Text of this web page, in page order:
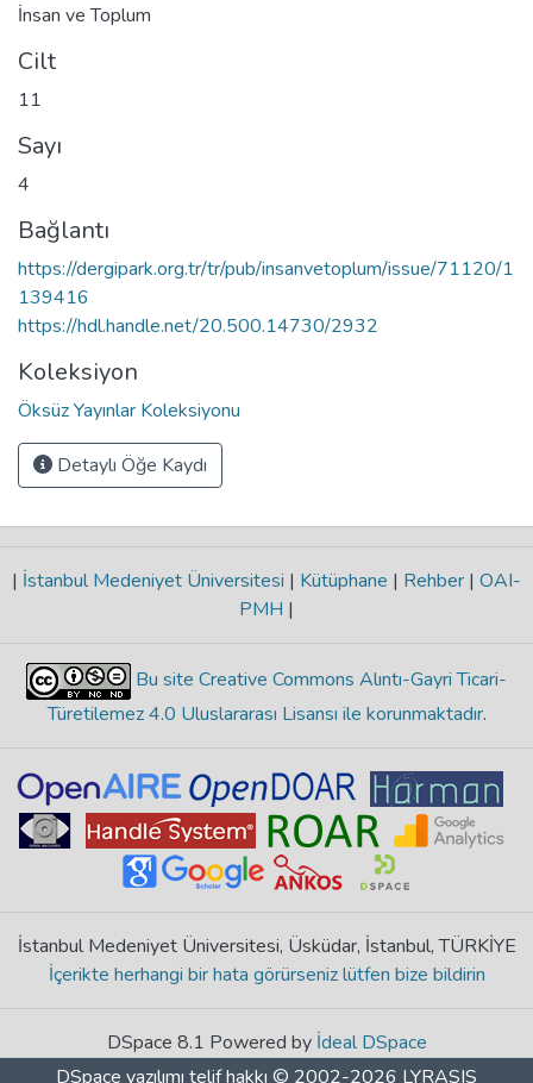
İnsan ve Toplum
Cilt
11
Sayı
4
Bağlantı
https://dergipark.org.tr/tr/pub/insanvetoplum/issue/71120/1
139416
https://hdl.handle.net/20.500.14730/2932
Koleksiyon
Öksüz Yayınlar Koleksiyonu
Detaylı Öğe Kaydı
| İstanbul Medeniyet Üniversitesi | Kütüphane | Rehber | OAI-
PMH |
Bu site Creative Commons Alıntı-Gayri Ticari-
Türetilemez 4.0 Uluslararası Lisansı ile korunmaktadır.
İstanbul Medeniyet Üniversitesi, Üsküdar, İstanbul, TÜRKİYE
İçerikte herhangi bir hata görürseniz lütfen bize bildirin
DSpace 8.1 Powered by İdeal DSpace
DSpace yazılımı telif hakkı © 2002-2026 LYRASIS